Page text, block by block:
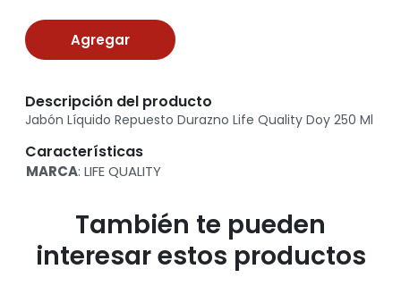
Agregar
Descripción del producto
Jabón Líquido Repuesto Durazno Life Quality Doy 250 Ml
Características
MARCA: LIFE QUALITY
También te pueden
interesar estos productos